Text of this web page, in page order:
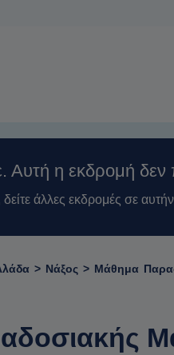
η εκδρομή δεν
άλλες εκδρομές σε
> Νάξος > Μάθημα